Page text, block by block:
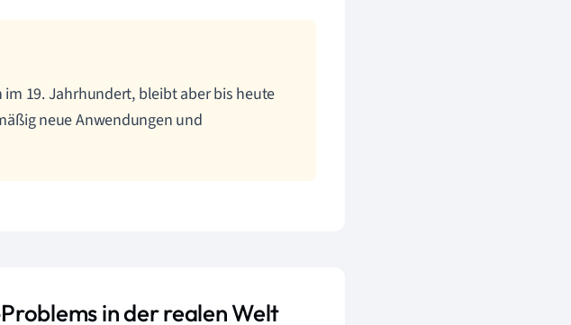
19. Jahrhundert, bleibt aber bis heute
neue Anwendungen und
in der realen Welt